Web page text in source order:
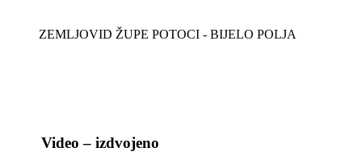
ZEMLJOVID ŽUPE POTOCI - BIJELO POLJA
Video – izdvojeno